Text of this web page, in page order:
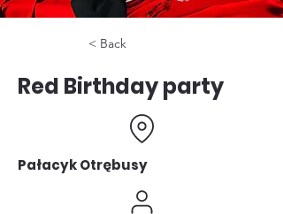
< Back
Red Birthday party
Pałacyk Otrębusy